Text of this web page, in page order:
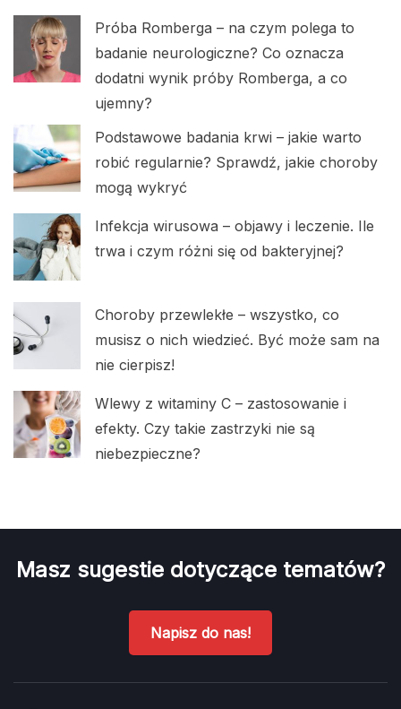
Próba Romberga – na czym polega to
badanie neurologiczne? Co oznacza
dodatni wynik próby Romberga, a co
ujemny?
Podstawowe badania krwi – jakie warto
robić regularnie? Sprawdź, jakie choroby
mogą wykryć
Infekcja wirusowa – objawy i leczenie. Ile
trwa i czym różni się od bakteryjnej?
Choroby przewlekłe – wszystko, co
musisz o nich wiedzieć. Być może sam na
nie cierpisz!
Wlewy z witaminy C – zastosowanie i
efekty. Czy takie zastrzyki nie są
niebezpieczne?
Masz sugestie dotyczące tematów?
Napisz do nas!